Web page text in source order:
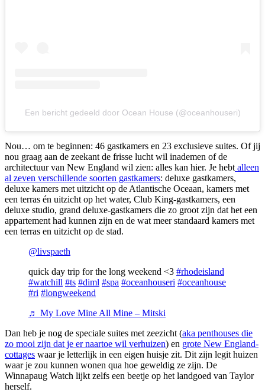
Een bericht gedeeld door Ocean House (@oceanhouseri)
Nou… om te beginnen: 46 gastkamers en 23 exclusieve suites. Of jij
nou graag aan de zeekant de frisse lucht wil inademen of de
architectuur van New England wil zien: alles kan hier. Je hebt alleen
al zeven verschillende soorten gastkamers: deluxe gastkamers,
deluxe kamers met uitzicht op de Atlantische Oceaan, kamers met
een terras én uitzicht op het water, Club King-gastkamers, een
deluxe studio, grand deluxe-gastkamers die zo groot zijn dat het een
appartement had kunnen zijn en de wat meer standaard kamers met
een terras en uitzicht op de stad.
@livspaeth
quick day trip for the long weekend <3 #rhodeisland
#watchill #ts #diml #spa #oceanhouseri #oceanhouse
#ri #longweekend
♬ My Love Mine All Mine – Mitski
Dan heb je nog de speciale suites met zeezicht (aka penthouses die
zo mooi zijn dat je er naartoe wil verhuizen) en grote New England-
cottages waar je letterlijk in een eigen huisje zit. Dit zijn legit huizen
waar je zou kunnen wonen qua hoe geweldig ze zijn. De
Winnapaug Watch lijkt zelfs een beetje op het landgoed van Taylor
herself.